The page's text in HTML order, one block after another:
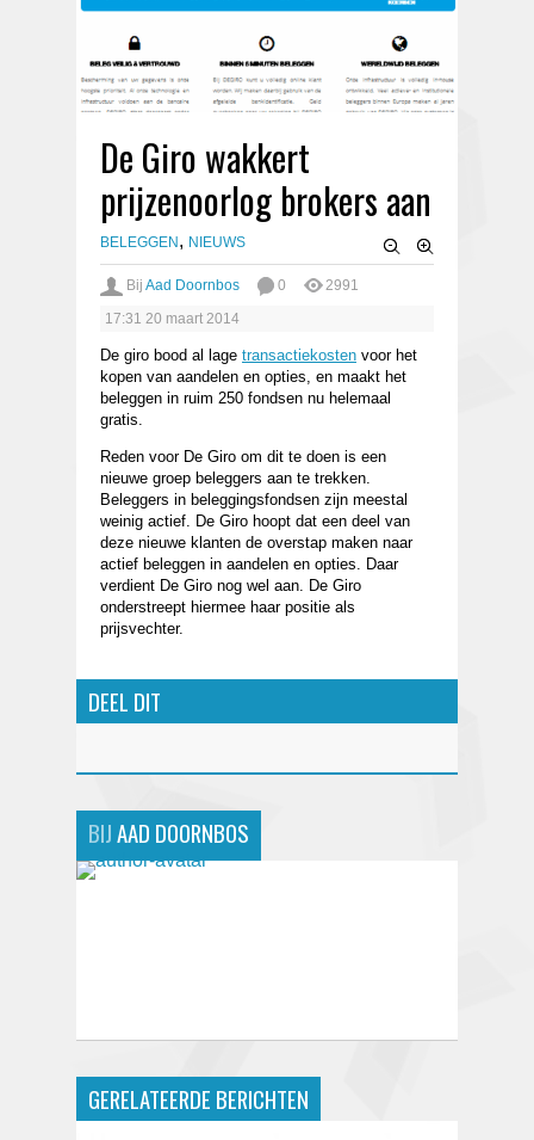
De Giro wakkert
prijzenoorlog brokers aan
BELEGGEN , NIEUWS
Bij Aad Doornbos 0
2991
17:31 20 maart 2014
De giro bood al lage transactiekosten voor het
kopen van aandelen en opties, en maakt het
beleggen in ruim 250 fondsen nu helemaal
gratis.
Reden voor De Giro om dit te doen is een
nieuwe groep beleggers aan te trekken.
Beleggers in beleggingsfondsen zijn meestal
weinig actief. De Giro hoopt dat een deel van
deze nieuwe klanten de overstap maken naar
actief beleggen in aandelen en opties. Daar
verdient De Giro nog wel aan. De Giro
onderstreept hiermee haar positie als
prijsvechter.
DEEL DIT
BIJAAD DOORNBOS
GERELATEERDE BERICHTEN